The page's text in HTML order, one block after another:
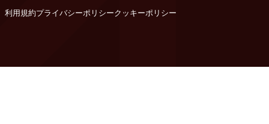
利用規約プライバシーポリシークッキーポリシー